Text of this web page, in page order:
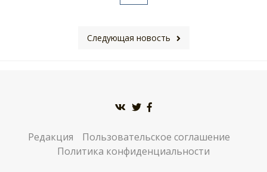
Следующая новость
Редакция
Пользовательское соглашение
Политика конфиденциальности